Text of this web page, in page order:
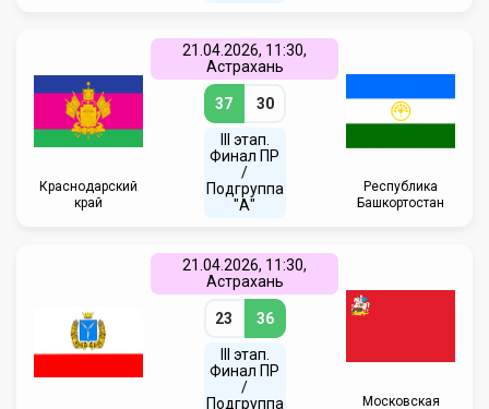
Краснодарский
край
21.04.2026, 11:30,
Астрахань
37 30
III этап.
Финал ПР
/
Подгруппа
"А"
Республика
Башкортостан
21.04.2026, 11:30,
Астрахань
23 36
III этап.
Финал ПР
/
Подгруппа
Московская